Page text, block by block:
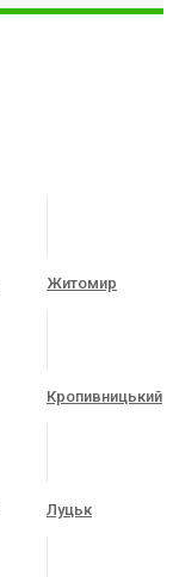
Житомир
Кропивницький
Луцьк